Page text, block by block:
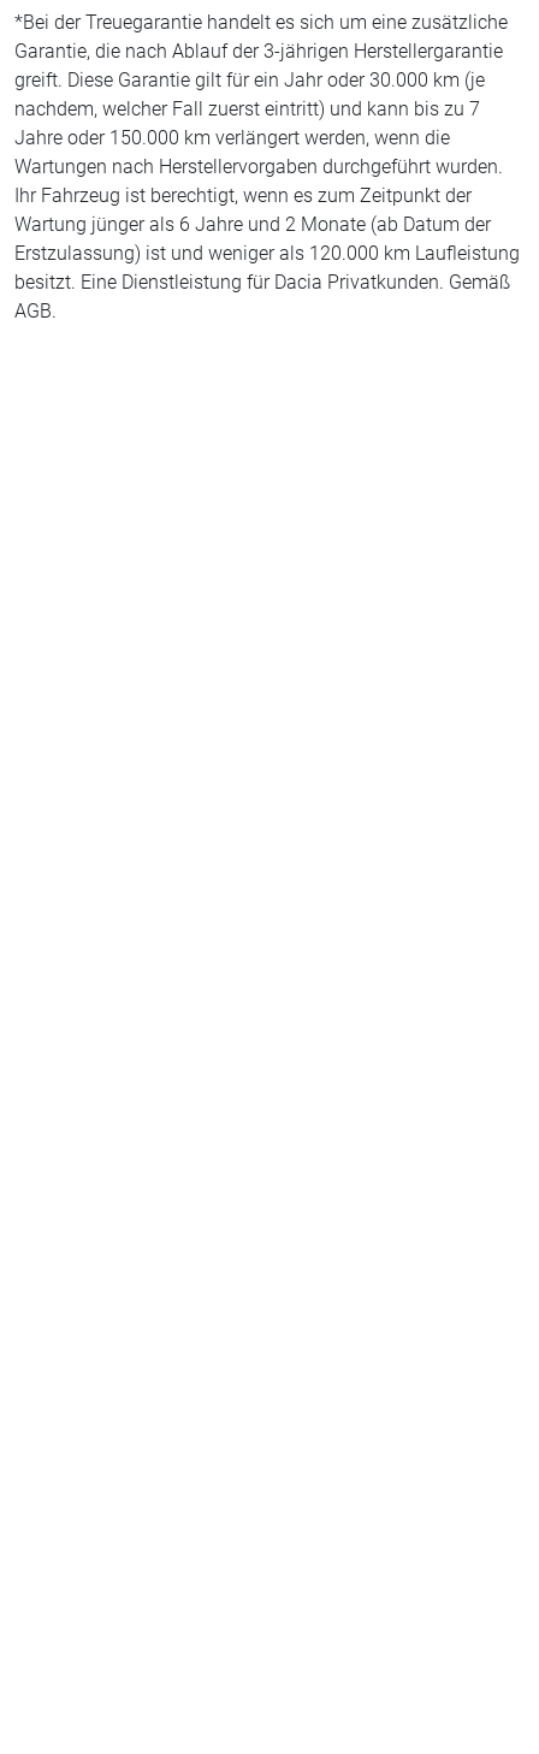
*Bei der Treuegarantie handelt es sich um eine zusätzliche
Garantie, die nach Ablauf der 3-jährigen Herstellergarantie
greift. Diese Garantie gilt für ein Jahr oder 30.000 km (je
nachdem, welcher Fall zuerst eintritt) und kann bis zu 7
Jahre oder 150.000 km verlängert werden, wenn die
Wartungen nach Herstellervorgaben durchgeführt wurden.
Ihr Fahrzeug ist berechtigt, wenn es zum Zeitpunkt der
Wartung jünger als 6 Jahre und 2 Monate (ab Datum der
Erstzulassung) ist und weniger als 120.000 km Laufleistung
besitzt. Eine Dienstleistung für Dacia Privatkunden. Gemäß
AGB.